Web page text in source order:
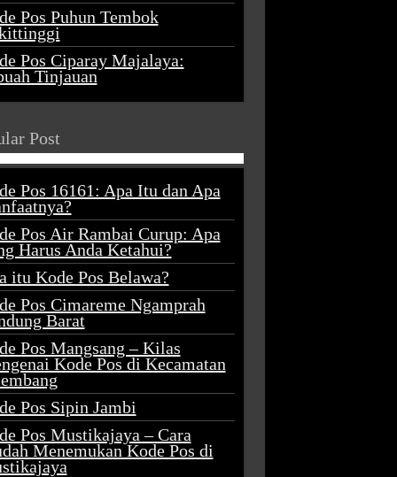
Pos Puhun Tembok
Pos Ciparay Majalaya:
Tinjauan
Post
Pos 16161: Apa Itu dan Apa
Pos Air Rambai Curup: Apa
Harus Anda Ketahui?
itu Kode Pos Belawa?
Pos Cimareme Ngamprah
Barat
Pos Mangsang – Kilas
Kode Pos di Kecamatan
Pos Sipin Jambi
Pos Mustikajaya – Cara
Menemukan Kode Pos di